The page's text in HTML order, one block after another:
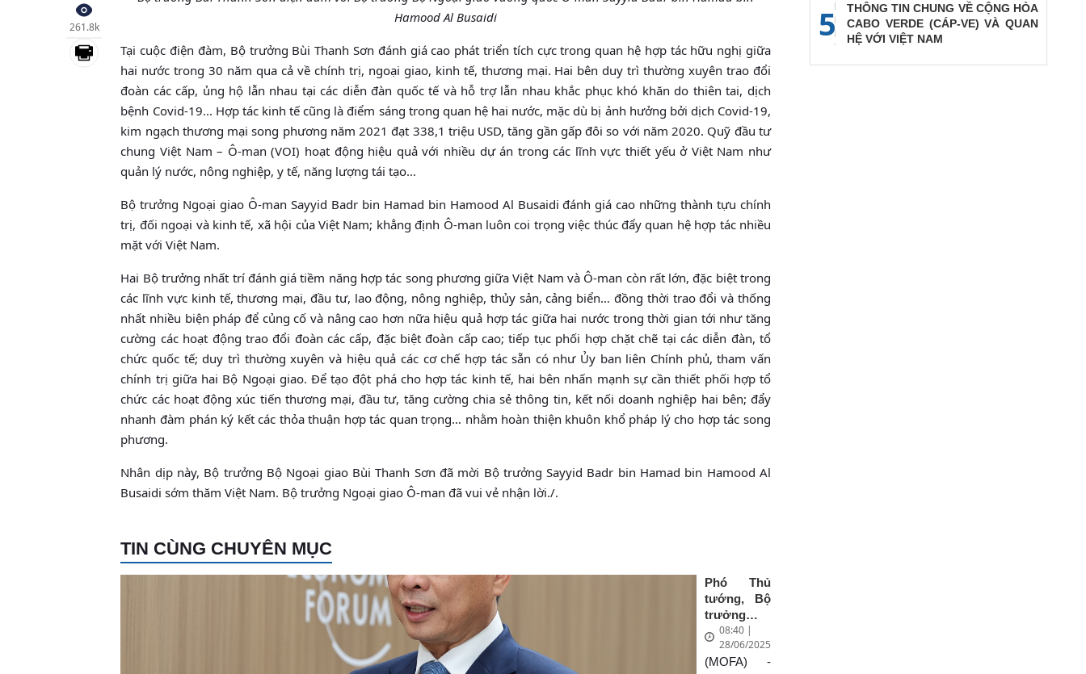
261.8k
Hamood Al Busaidi
Tại cuộc điện đàm, Bộ trưởng Bùi Thanh Sơn đánh giá cao phát triển tích cực trong quan hệ hợp tác hữu nghị giữa
hai nước trong 30 năm qua cả về chính trị, ngoại giao, kinh tế, thương mại. Hai bên duy trì thường xuyên trao đổi
đoàn các cấp, ủng hộ lẫn nhau tại các diễn đàn quốc tế và hỗ trợ lẫn nhau khắc phục khó khăn do thiên tai, dịch
bệnh Covid-19... Hợp tác kinh tế cũng là điểm sáng trong quan hệ hai nước, mặc dù bị ảnh hưởng bởi dịch Covid-19,
kim ngạch thương mại song phương năm 2021 đạt 338,1 triệu USD, tăng gần gấp đôi so với năm 2020. Quỹ đầu tư
chung Việt Nam – Ô-man (VOI) hoạt động hiệu quả với nhiều dự án trong các lĩnh vực thiết yếu ở Việt Nam như
quản lý nước, nông nghiệp, y tế, năng lượng tái tạo…
Bộ trưởng Ngoại giao Ô-man Sayyid Badr bin Hamad bin Hamood Al Busaidi đánh giá cao những thành tựu chính
trị, đối ngoại và kinh tế, xã hội của Việt Nam; khẳng định Ô-man luôn coi trọng việc thúc đẩy quan hệ hợp tác nhiều
mặt với Việt Nam.
Hai Bộ trưởng nhất trí đánh giá tiềm năng hợp tác song phương giữa Việt Nam và Ô-man còn rất lớn, đặc biệt trong
các lĩnh vực kinh tế, thương mại, đầu tư, lao động, nông nghiệp, thủy sản, cảng biển… đồng thời trao đổi và thống
nhất nhiều biện pháp để củng cố và nâng cao hơn nữa hiệu quả hợp tác giữa hai nước trong thời gian tới như tăng
cường các hoạt động trao đổi đoàn các cấp, đặc biệt đoàn cấp cao; tiếp tục phối hợp chặt chẽ tại các diễn đàn, tổ
chức quốc tế; duy trì thường xuyên và hiệu quả các cơ chế hợp tác sẵn có như Ủy ban liên Chính phủ, tham vấn
chính trị giữa hai Bộ Ngoại giao. Để tạo đột phá cho hợp tác kinh tế, hai bên nhấn mạnh sự cần thiết phối hợp tổ
chức các hoạt động xúc tiến thương mại, đầu tư, tăng cường chia sẻ thông tin, kết nối doanh nghiệp hai bên; đẩy
nhanh đàm phán ký kết các thỏa thuận hợp tác quan trọng… nhằm hoàn thiện khuôn khổ pháp lý cho hợp tác song
phương.
Nhân dịp này, Bộ trưởng Bộ Ngoại giao Bùi Thanh Sơn đã mời Bộ trưởng Sayyid Badr bin Hamad bin Hamood Al
Busaidi sớm thăm Việt Nam. Bộ trưởng Ngoại giao Ô-man đã vui vẻ nhận lời./.
TIN CÙNG CHUYÊN MỤC
Phó Thủ
tướng, Bộ
trưởng
Ngoại giao
Bùi Thanh
Sơn trả lời
08:40 |
28/06/2025
(MOFA) -
5
THÔNG TIN CHUNG VỀ CỘNG HÒA
CABO VERDE (CÁP-VE) VÀ QUAN
HỆ VỚI VIỆT NAM